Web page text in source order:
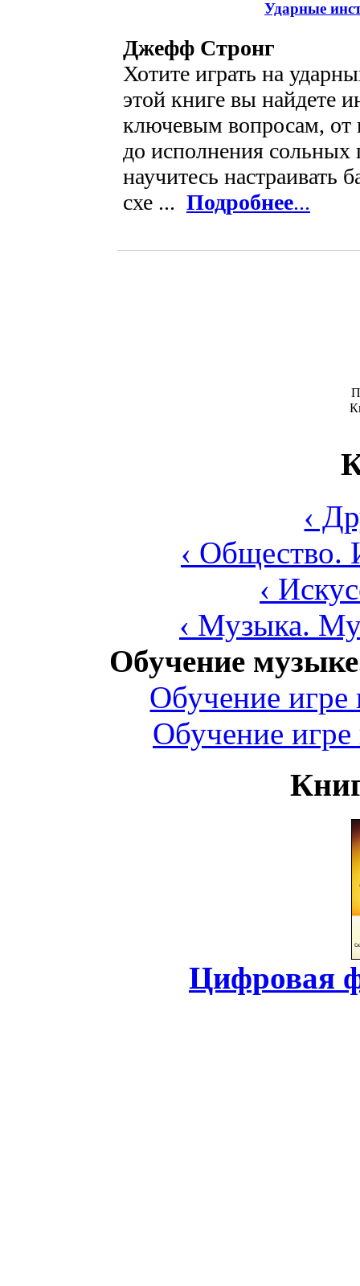
Ударные
Джефф Стронг
Хотите играть на
этой книге вы найдете
ключевым вопросам, от
до исполнения
научитесь настраивать
схе ... Подробнее...
‹
‹ Общество.
‹
‹ Музыка.
Обучение
Обучение игре
Обучение
Цифровая